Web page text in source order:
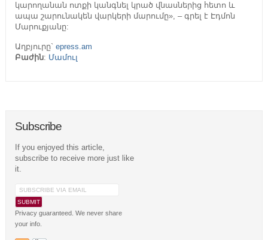
կարողանան ոտքի կանգնել կրած վնասներից հետո և
ապա շարունակեն վարկերի մարումը», – գրել է Էդմոն
Մարուքյանը:
Աղբյուրը` epress.am
Բաժին: Մամուլ
Subscribe
If you enjoyed this article,
subscribe to receive more just like
it.
Privacy guaranteed. We never share
your info.